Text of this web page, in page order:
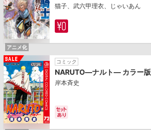
猫子、武六甲理衣、じゃいあん
アニメ化
コミック
NARUTO―ナルト― カラー版
岸本斉史